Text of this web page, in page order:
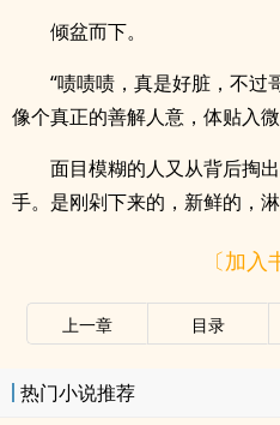
倾盆而下。
“啧啧啧，真是好脏，不过
像个真正的善解人意，体贴入微
面目模糊的人又从背后掏
手。是刚剁下来的，新鲜的，
〔加入
上一章 目录
热门小说推荐